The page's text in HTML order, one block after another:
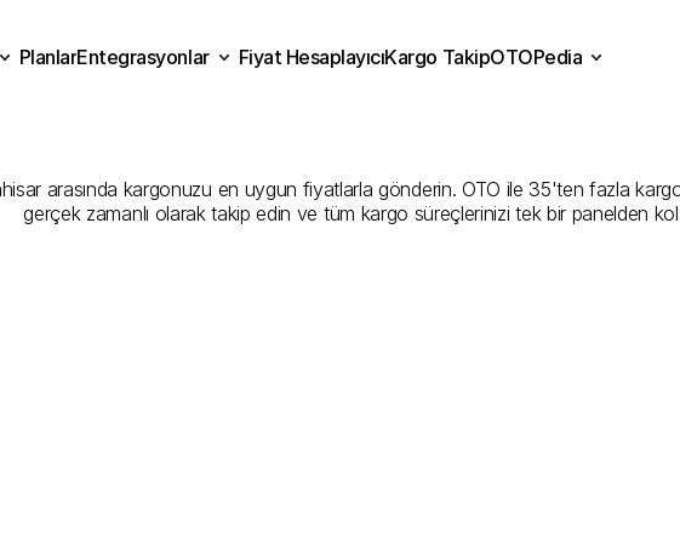
arasında kargonuzu en uygun fiyatlarla gönderin. OTO ile 35'ten fazla kargo
gerçek zamanlı olarak takip edin ve tüm kargo süreçlerinizi tek bir panelden
PlanlarEntegrasyonlar
Fiyat HesaplayıcıKargo TakipOTOPedia